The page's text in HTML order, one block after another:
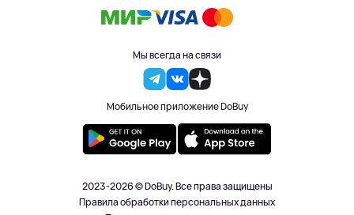
Мы всегда на связи
Мобильное приложение DoBuy
2023-2026 © DoBuy. Все права защищены
Правила обработки персональных данных